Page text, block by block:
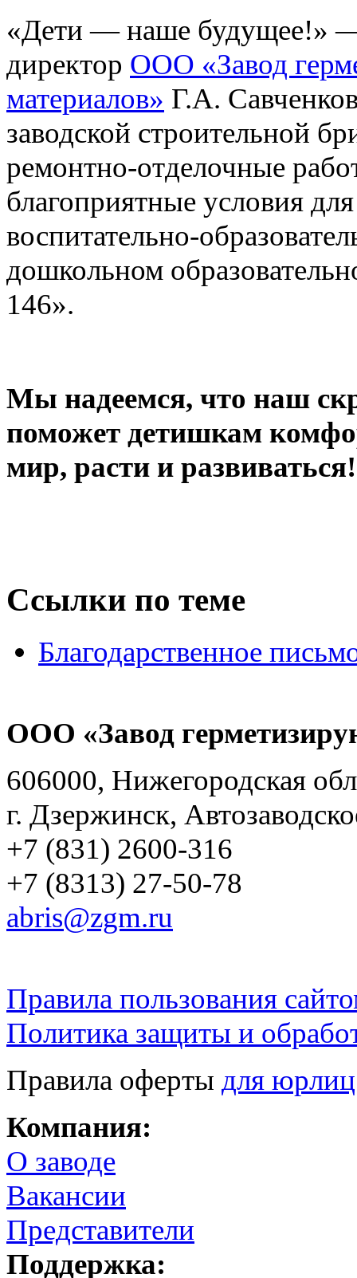
«Дети — наше будущее!»
директор ООО «Завод
материалов» Г.А.
заводской строительной
ремонтно-отделочные
благоприятные условия
воспитательно-
дошкольном
146».
Мы надеемся, что наш
поможет детишкам
мир, расти и развиваться!
Ссылки по теме
Благодарственное
ООО «Завод
606000, Нижегородская
г. Дзержинск,
+7 (831) 2600-316
+7 (8313) 27-50-78
abris@zgm.ru
Правила пользования
Политика защиты и
Правила оферты для
Компания:
О заводе
Вакансии
Представители
Поддержка: